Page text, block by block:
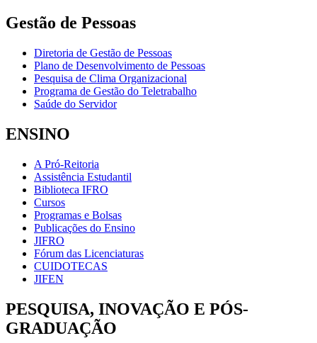
Gestão de Pessoas
Diretoria de Gestão de Pessoas
Plano de Desenvolvimento de Pessoas
Pesquisa de Clima Organizacional
Programa de Gestão do Teletrabalho
Saúde do Servidor
ENSINO
A Pró-Reitoria
Assistência Estudantil
Biblioteca IFRO
Cursos
Programas e Bolsas
Publicações do Ensino
JIFRO
Fórum das Licenciaturas
CUIDOTECAS
JIFEN
PESQUISA, INOVAÇÃO E PÓS-
GRADUAÇÃO